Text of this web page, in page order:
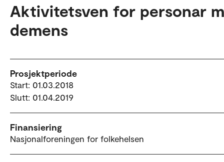
Aktivitetsven for personar
demens
Prosjektperiode
Start: 01.03.2018
Slutt: 01.04.2019
Finansiering
Nasjonalforeningen for folkehelsen